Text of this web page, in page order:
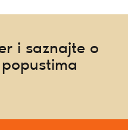
i saznajte o